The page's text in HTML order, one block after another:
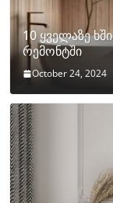
10 ყველაზე
რემონტში
October 24, 2024